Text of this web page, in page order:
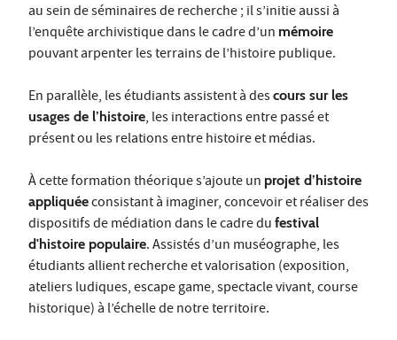
au sein de séminaires de recherche ; il s’initie aussi à
l’enquête archivistique dans le cadre d’un mémoire
pouvant arpenter les terrains de l’histoire publique.
En parallèle, les étudiants assistent à descours sur les
usages de l’histoire, les interactions entre passé et
présent ou les relations entre histoire et médias.
À cette formation théorique s’ajoute un projet d’histoire
appliquéeconsistant à imaginer, concevoir et réaliser des
dispositifs de médiation dans le cadre du festival
d'histoire populaire. Assistés d’un muséographe, les
étudiants allient recherche et valorisation (exposition,
ateliers ludiques, escape game, spectacle vivant, course
historique) à l’échelle de notre territoire.